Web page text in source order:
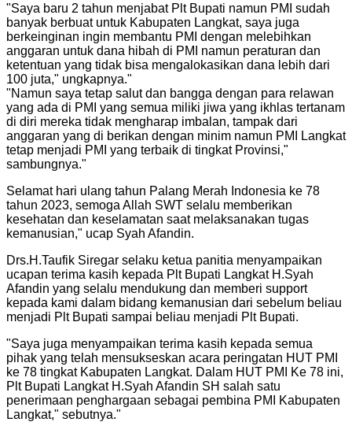
"Saya baru 2 tahun menjabat Plt Bupati namun PMI sudah
banyak berbuat untuk Kabupaten Langkat, saya juga
berkeinginan ingin membantu PMI dengan melebihkan
anggaran untuk dana hibah di PMI namun peraturan dan
ketentuan yang tidak bisa mengalokasikan dana lebih dari
100 juta," ungkapnya."
"Namun saya tetap salut dan bangga dengan para relawan
yang ada di PMI yang semua miliki jiwa yang ikhlas tertanam
di diri mereka tidak mengharap imbalan, tampak dari
anggaran yang di berikan dengan minim namun PMI Langkat
tetap menjadi PMI yang terbaik di tingkat Provinsi,"
sambungnya."
Selamat hari ulang tahun Palang Merah Indonesia ke 78
tahun 2023, semoga Allah SWT selalu memberikan
kesehatan dan keselamatan saat melaksanakan tugas
kemanusian," ucap Syah Afandin.
Drs.H.Taufik Siregar selaku ketua panitia menyampaikan
ucapan terima kasih kepada Plt Bupati Langkat H.Syah
Afandin yang selalu mendukung dan memberi support
kepada kami dalam bidang kemanusian dari sebelum beliau
menjadi Plt Bupati sampai beliau menjadi Plt Bupati.
"Saya juga menyampaikan terima kasih kepada semua
pihak yang telah mensukseskan acara peringatan HUT PMI
ke 78 tingkat Kabupaten Langkat. Dalam HUT PMI Ke 78 ini,
Plt Bupati Langkat H.Syah Afandin SH salah satu
penerimaan penghargaan sebagai pembina PMI Kabupaten
Langkat," sebutnya."